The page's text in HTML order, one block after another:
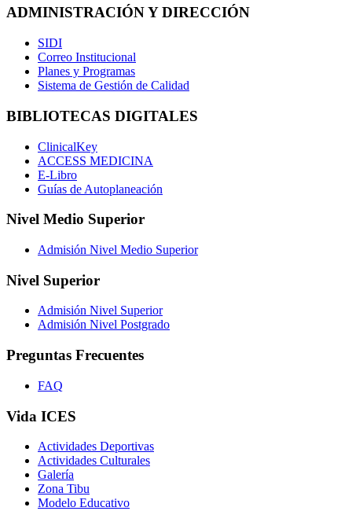
ADMINISTRACIÓN Y DIRECCIÓN
SIDI
Correo Institucional
Planes y Programas
Sistema de Gestión de Calidad
BIBLIOTECAS DIGITALES
ClinicalKey
ACCESS MEDICINA
E-Libro
Guías de Autoplaneación
Nivel Medio Superior
Admisión Nivel Medio Superior
Nivel Superior
Admisión Nivel Superior
Admisión Nivel Postgrado
Preguntas Frecuentes
FAQ
Vida ICES
Actividades Deportivas
Actividades Culturales
Galería
Zona Tibu
Modelo Educativo